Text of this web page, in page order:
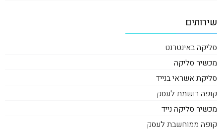
שירותים
סליקה באינטרנט
מכשיר סליקה
סליקת אשראי בנייד
קופה רושמת לעסק
מכשיר סליקה נייד
קופה ממוחשבת לעסק